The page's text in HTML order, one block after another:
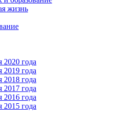
жизнь
2020 года
2019 года
2018 годa
2017 года
2016 года
2015 года